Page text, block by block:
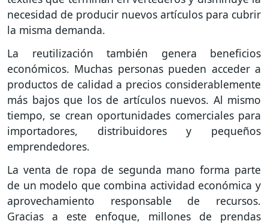
necesidad de producir nuevos artículos para cubrir
la misma demanda.
La reutilización también genera beneficios
económicos. Muchas personas pueden acceder a
productos de calidad a precios considerablemente
más bajos que los de artículos nuevos. Al mismo
tiempo, se crean oportunidades comerciales para
importadores, distribuidores y pequeños
emprendedores.
La venta de ropa de segunda mano forma parte
de un modelo que combina actividad económica y
aprovechamiento responsable de recursos.
Gracias a este enfoque, millones de prendas